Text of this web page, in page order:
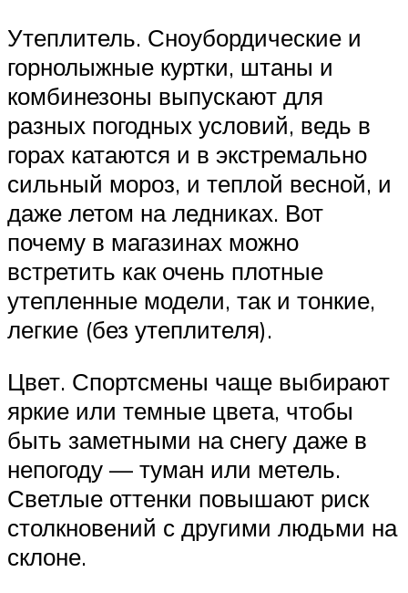
Утеплитель. Сноубордические и
горнолыжные куртки, штаны и
комбинезоны выпускают для
разных погодных условий, ведь в
горах катаются и в экстремально
сильный мороз, и теплой весной, и
даже летом на ледниках. Вот
почему в магазинах можно
встретить как очень плотные
утепленные модели, так и тонкие,
легкие (без утеплителя).
Цвет. Спортсмены чаще выбирают
яркие или темные цвета, чтобы
быть заметными на снегу даже в
непогоду — туман или метель.
Светлые оттенки повышают риск
столкновений с другими людьми на
склоне.